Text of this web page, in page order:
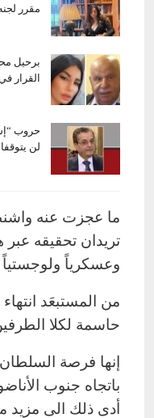
مقرر
برحيل
القرار
حروب
لن
ما عجزت عنه
تريدان تحقيقه
وعسكرياً
من المستبعَد
حاسمة لكلا
إنها فرصة
باتجاه جنوب
أدى ذلك الى مزيد